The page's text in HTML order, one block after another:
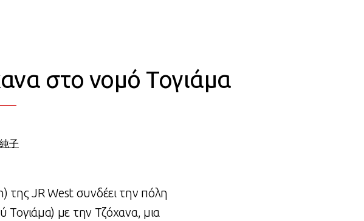
στο νομό Τογιάμα
子
) της JR West συνδέει την πόλη
Τογιάμα) με την Τζόχανα, μια